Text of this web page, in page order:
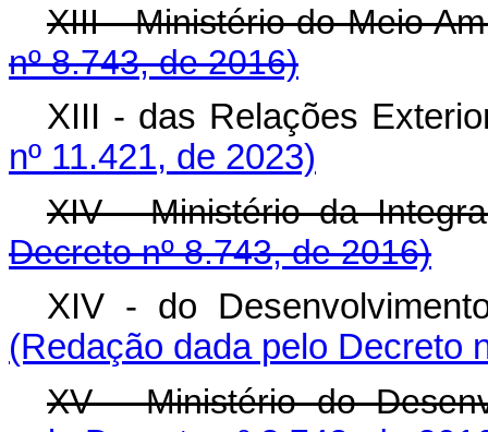
XIII - Ministério do Meio
nº 8.743, de 2016)
XIII - das Relações
nº 11.421, de 2023)
XIV - Ministério da
Decreto nº 8.743, de 2016)
XIV - do
(Redação dada pelo Decreto
XV - Ministério do